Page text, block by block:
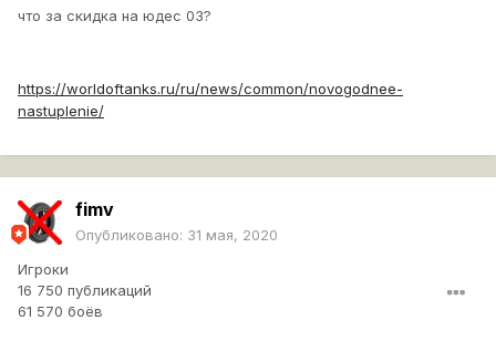
что за скидка на юдес 03?
https://worldoftanks.ru/ru/news/common/novogodnee-
nastuplenie/
fimv
Опубликовано: 31 мая, 2020
Игроки
16 750 публикаций
61 570 боёв